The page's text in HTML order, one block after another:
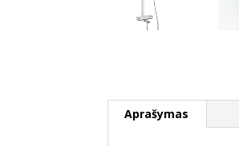
Aprašymas